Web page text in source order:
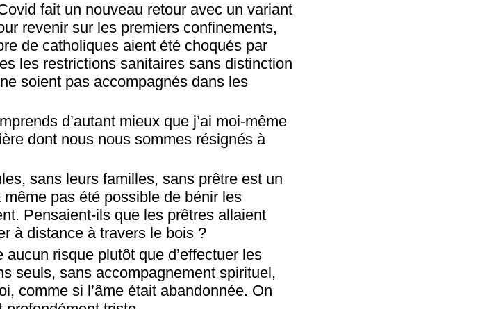
fait un nouveau retour avec un variant
revenir sur les premiers confinements,
de catholiques aient été choqués par
les restrictions sanitaires sans distinction
soient pas accompagnés dans les
d’autant mieux que j’ai moi-même
dont nous nous sommes résignés à
sans leurs familles, sans prêtre est un
pas été possible de bénir les
Pensaient-ils que les prêtres allaient
à distance à travers le bois ?
risque plutôt que d’effectuer les
seuls, sans accompagnement spirituel,
comme si l’âme était abandonnée. On